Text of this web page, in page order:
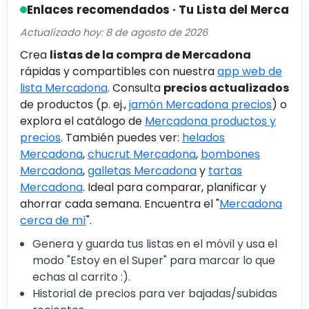
Enlaces recomendados · Tu Lista del Merca
Actualizado hoy: 8 de agosto de 2026
Crea listas de la compra de Mercadona
rápidas y compartibles con nuestraapp web de
lista Mercadona. Consulta precios actualizados
de productos (p. ej.,jamón Mercadona precios) o
explora el catálogo de Mercadona productos y
precios. También puedes ver: helados
Mercadona,chucrut Mercadona, bombones
Mercadona,galletas Mercadonay tartas
Mercadona. Ideal para comparar, planificar y
ahorrar cada semana. Encuentra el "Mercadona
cerca de mí".
Genera y guarda tus listas en el móvil y usa el
modo "Estoy en el Super" para marcar lo que
echas al carrito :).
Historial de precios para ver bajadas/subidas